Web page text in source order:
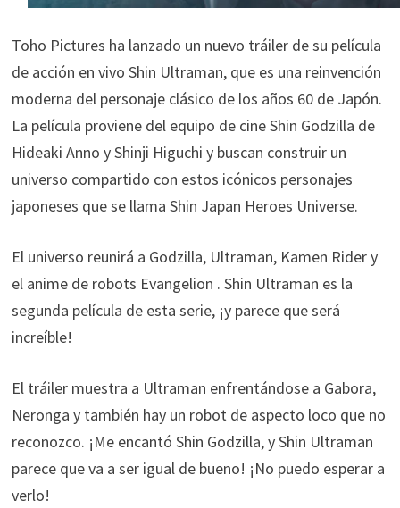
Toho Pictures ha lanzado un nuevo tráiler de su película
de acción en vivo Shin Ultraman, que es una reinvención
moderna del personaje clásico de los años 60 de Japón.
La película proviene del equipo de cine Shin Godzilla de
Hideaki Anno y Shinji Higuchi y buscan construir un
universo compartido con estos icónicos personajes
japoneses que se llama Shin Japan Heroes Universe.
El universo reunirá a Godzilla, Ultraman, Kamen Rider y
el anime de robots Evangelion . Shin Ultraman es la
segunda película de esta serie, ¡y parece que será
increíble!
El tráiler muestra a Ultraman enfrentándose a Gabora,
Neronga y también hay un robot de aspecto loco que no
reconozco. ¡Me encantó Shin Godzilla, y Shin Ultraman
parece que va a ser igual de bueno! ¡No puedo esperar a
verlo!